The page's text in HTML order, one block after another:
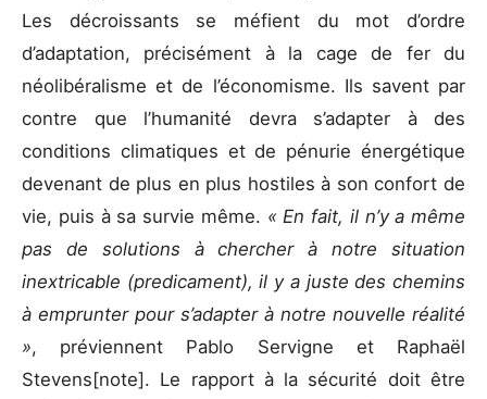
Les décroissants se méfient du mot d’ordre
d’adaptation, précisément à la cage de fer du
néolibéralisme et de l’économisme. Ils savent par
contre que l’humanité devra s’adapter à des
conditions climatiques et de pénurie énergétique
devenant de plus en plus hostiles à son confort de
vie, puis à sa survie même. « En fait, il n’y a même
pas de solutions à chercher à notre situation
inextricable (predicament), il y a juste des chemins
à emprunter pour s’adapter à notre nouvelle réalité
», préviennent Pablo Servigne et Raphaël
Stevens[note]. Le rapport à la sécurité doit être